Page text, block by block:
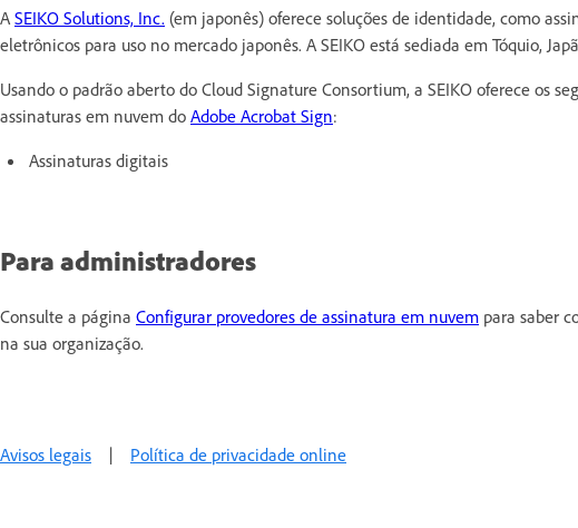
A SEIKO Solutions, Inc. (em japonês) oferece soluções de identidade, como
eletrônicos para uso no mercado japonês. A SEIKO está sediada em Tóquio,
Usando o padrão aberto do Cloud Signature Consortium, a SEIKO oferece os
assinaturas em nuvem do Adobe Acrobat Sign:
Assinaturas digitais
Para administradores
Consulte a página Configurar provedores de assinatura em nuvem para saber
na sua organização.
Avisos legais | Política de privacidade online